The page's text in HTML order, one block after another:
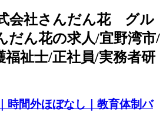
会社さんだん花 グル
だん花の求人/宜野湾市/
福祉士/正社員/実務者研
時間外ほぼなし｜教育体制バ